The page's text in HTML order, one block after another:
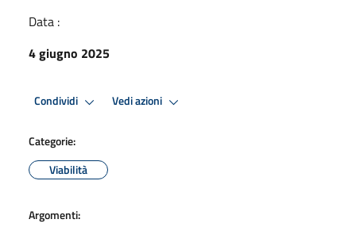
Data :
4 giugno 2025
Condividi Vedi azioni
Categorie:
Viabilità
Argomenti: